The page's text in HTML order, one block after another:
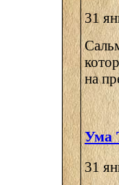
31
на
Ума
31